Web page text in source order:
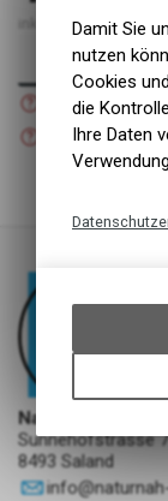
inkl. MwSt., zzgl.
Versand
Nicht verfügbar
Abholung
NaturNah GmbH
Sunnehofstrasse 7
8493 Saland
info@
Damit Sie
nutzen
Cookies
die
Ihre Daten